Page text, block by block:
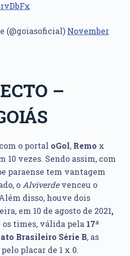
(@goiasoficial) November
–
o portal oGol, Remo x
10 vezes. Sendo assim, com
paraense tem vantagem
oAlviverdevenceu o
disso, houve dois
em 10 de agosto de 2021,
times, válida pela 17ª
Brasileiro Série B, as
placar de 1 x 0.